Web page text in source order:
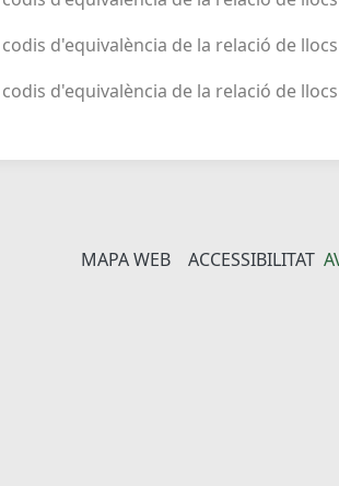
d'equivalència de la relació de
d'equivalència de la relació de
MAPA WEB ACCESSIBILITAT